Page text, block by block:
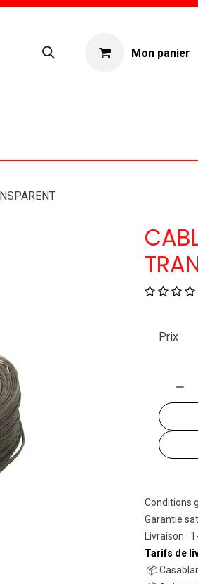
Mon panier
Prix
Conditions
Garantie
Livraison :
Tarifs de
📦